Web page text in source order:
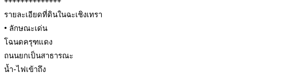
รายละเอียดที่ดินในฉะเชิงเทรา
• ลักษณะเด่น
โฉนดครุฑแดง
ถนนยกเป็นสาธารณะ
น้ำ-ไฟเข้าถึง